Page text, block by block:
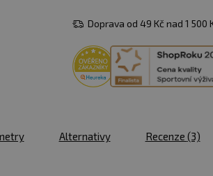
Doprava od 49 Kč nad 1 500
Alternativy Recenze (3)